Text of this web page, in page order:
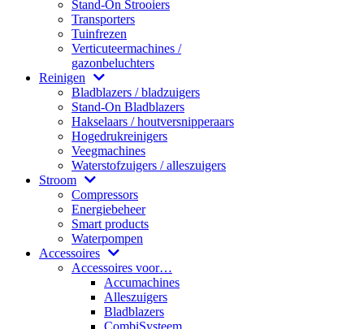
Stand-On Strooiers
Transporters
Tuinfrezen
Verticuteermachines /
gazonbeluchters
Reinigen
Bladblazers / bladzuigers
Stand-On Bladblazers
Hakselaars / houtversnipperaars
Hogedrukreinigers
Veegmachines
Waterstofzuigers / alleszuigers
Stroom
Compressors
Energiebeheer
Smart products
Waterpompen
Accessoires
Accessoires voor…
Accumachines
Alleszuigers
Bladblazers
CombiSysteem